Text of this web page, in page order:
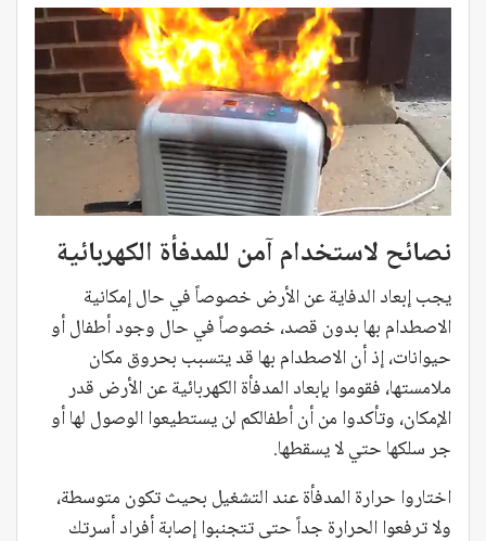
نصائح لاستخدام آمن للمدفأة الكهربائية
يجب إبعاد الدفاية عن الأرض خصوصاً في حال إمكانية
الاصطدام بها بدون قصد، خصوصاً في حال وجود أطفال أو
حيوانات، إذ أن الاصطدام بها قد يتسبب بحروق مكان
ملامستها، فقوموا بإبعاد المدفأة الكهربائية عن الأرض قدر
الإمكان، وتأكدوا من أن أطفالكم لن يستطيعوا الوصول لها أو
جر سلكها حتي لا يسقطها.
اختاروا حرارة المدفأة عند التشغيل بحيث تكون متوسطة،
ولا ترفعوا الحرارة جداً حتى تتجنبوا إصابة أفراد أسرتك